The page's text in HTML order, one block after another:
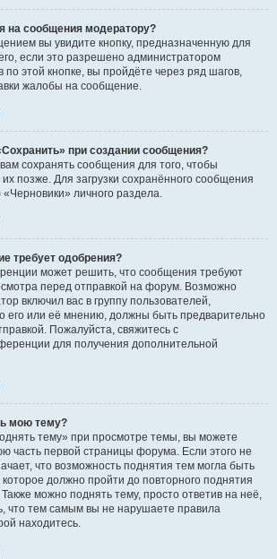
на сообщения модератору?
вы увидите кнопку, предназначенную для
если это разрешено администратором
этой кнопке, вы пройдёте через ряд шагов,
жалобы на сообщение.
при создании сообщения?
сохранять сообщения для того, чтобы
их позже. Для загрузки сохранённого сообщения
личного раздела.
требует одобрения?
может решить, что сообщения требуют
перед отправкой на форум. Возможно
включил вас в группу пользователей,
его или её мнению, должны быть предварительно
Пожалуйста, свяжитесь с
для получения дополнительной
мою тему?
тему» при просмотре темы, вы можете
часть первой страницы форума. Если этого не
что возможность поднятия тем могла быть
должно пройти до повторного поднятия
можно поднять тему, просто ответив на неё,
что тем самым вы не нарушаете правила
находитесь.